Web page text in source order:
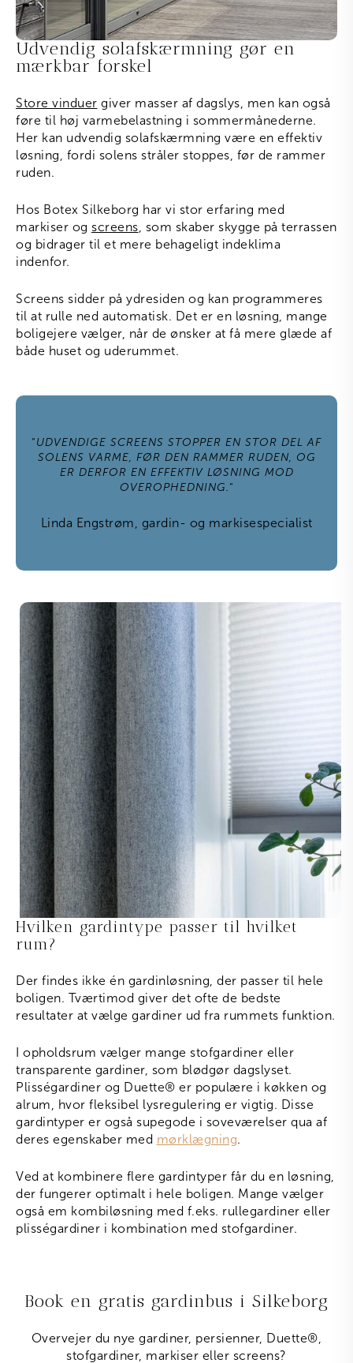
Udvendig solafskærmning gør en
mærkbar forskel
Store vinduer giver masser af dagslys, men kan også
føre til høj varmebelastning i sommermånederne.
Her kan udvendig solafskærmning være en effektiv
løsning, fordi solens stråler stoppes, før de rammer
ruden.
Hos Botex Silkeborg har vi stor erfaring med
markiser og screens , som skaber skygge på terrassen
og bidrager til et mere behageligt indeklima
indenfor.
Screens sidder på ydresiden og kan programmeres
til at rulle ned automatisk. Det er en løsning, mange
boligejere vælger, når de ønsker at få mere glæde af
både huset og uderummet.
“ UDVENDIGE SCREENS STOPPER EN STOR DEL AF
SOLENS VARME, FØR DEN RAMMER RUDEN, OG
ER DERFOR EN EFFEKTIV LØSNING MOD
OVEROPHEDNING. “
Linda Engstrøm, gardin- og markisespecialist
Hvilken gardintype passer til hvilket
rum?
Der findes ikke én gardinløsning, der passer til hele
boligen. Tværtimod giver det ofte de bedste
resultater at vælge gardiner ud fra rummets funktion.
I opholdsrum vælger mange stofgardiner eller
transparente gardiner, som blødgør dagslyset.
Plisségardiner og Duette® er populære i køkken og
alrum, hvor fleksibel lysregulering er vigtig. Disse
gardintyper er også supegode i soveværelser qua af
deres egenskaber med mørklægning.
Ved at kombinere flere gardintyper får du en løsning,
der fungerer optimalt i hele boligen. Mange vælger
også em kombiløsning med f.eks. rullegardiner eller
plisségardiner i kombination med stofgardiner.
Book en gratis gardinbus i Silkeborg
Overvejer du nye gardiner, persienner, Duette®
stofgardiner, markiser eller screens?